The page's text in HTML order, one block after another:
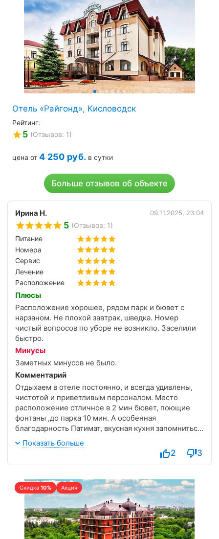
Отель «Райгонд», Кисловодск
Рейтинг:
5 (Отзывов: 1)
цена от 4 250 руб. в сутки
Больше отзывов об объекте
Ирина Н. 09.11.2025, 23:04
5 (Отзывов: 1)
Питание
Номера
Сервис
Лечение
Расположение
Плюсы
Расположение хорошее, рядом парк и бювет с
нарзаном. Не плохой завтрак, шведка. Номер
чистый вопросов по уборе не возникло. Заселили
быстро.
Минусы
Заметных минусов не было.
Комментарий
Отдыхаем в отеле постоянно, и всегда удивлены,
чистотой и приветливым персоналом. Место
расположение отличное в 2 мин бювет, поющие
фонтаны ,до парка 10 мин. А особенная
благодарность Патимат, вкусная кухня запомниться
на долго. Приедем ещё. Спасибо.
Показать больше
2 3
Скидка 10% Акция